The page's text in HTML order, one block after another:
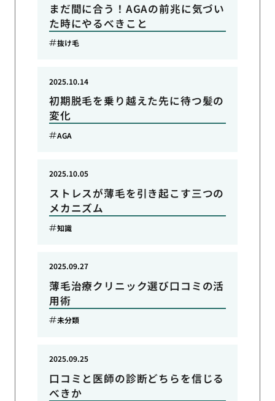
まだ間に合う！AGAの前兆に気づい
た時にやるべきこと
抜け毛
初期脱毛を乗り越えた先に待つ髪の
変化
2025.10.14
AGA
ストレスが薄毛を引き起こす三つの
メカニズム
2025.10.05
知識
薄毛治療クリニック選び口コミの活
用術
2025.09.27
未分類
口コミと医師の診断どちらを信じる
べきか
2025.09.25